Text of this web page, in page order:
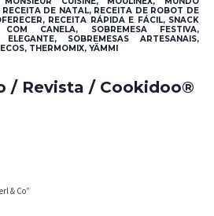
DE NATAL, RECEITA DE ROBOT DE
RECEITA RÁPIDA E FÁCIL, SNACK
COM CANELA, SOBREMESA FESTIVA,
SOBREMESAS ARTESANAIS,
THERMOMIX, YÄMMI
/ Revista / Cookidoo®
& Co”